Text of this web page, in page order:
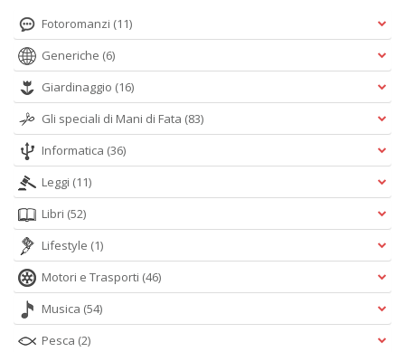
Fotoromanzi (11)
Generiche (6)
Giardinaggio (16)
Gli speciali di Mani di Fata (83)
Informatica (36)
Leggi (11)
Libri (52)
Lifestyle (1)
Motori e Trasporti (46)
Musica (54)
Pesca (2)